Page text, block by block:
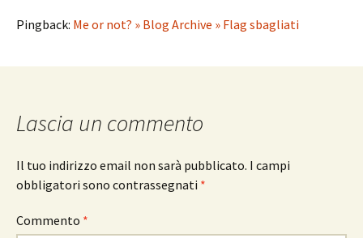
Pingback: Me or not? » Blog Archive » Flag sbagliati
Lascia un commento
Il tuo indirizzo email non sarà pubblicato. I campi
obbligatori sono contrassegnati *
Commento *